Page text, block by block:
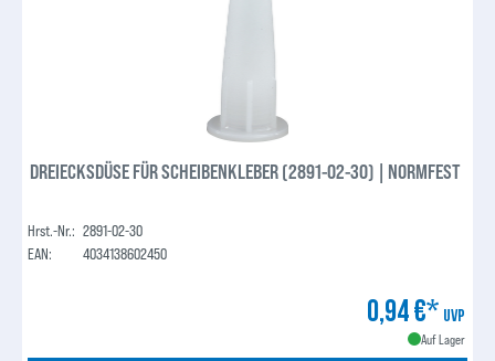
DREIECKSDÜSE FÜR SCHEIBENKLEBER (2891-02-30) | NORMFEST
Hrst.-Nr.: 2891-02-30
EAN:
4034138602450
0,94 €* UVP
Auf Lager